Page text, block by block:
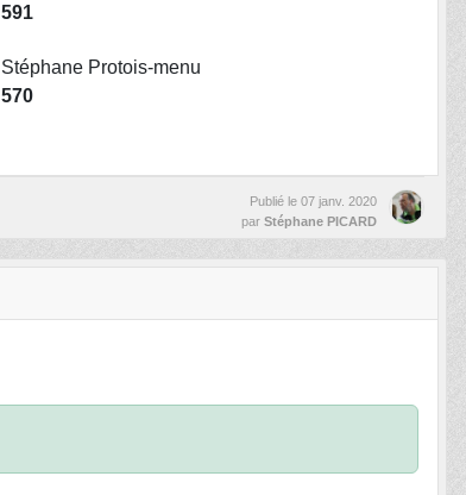
591
Stéphane Protois-menu
570
Publié le 07 janv. 2020
par Stéphane PICARD